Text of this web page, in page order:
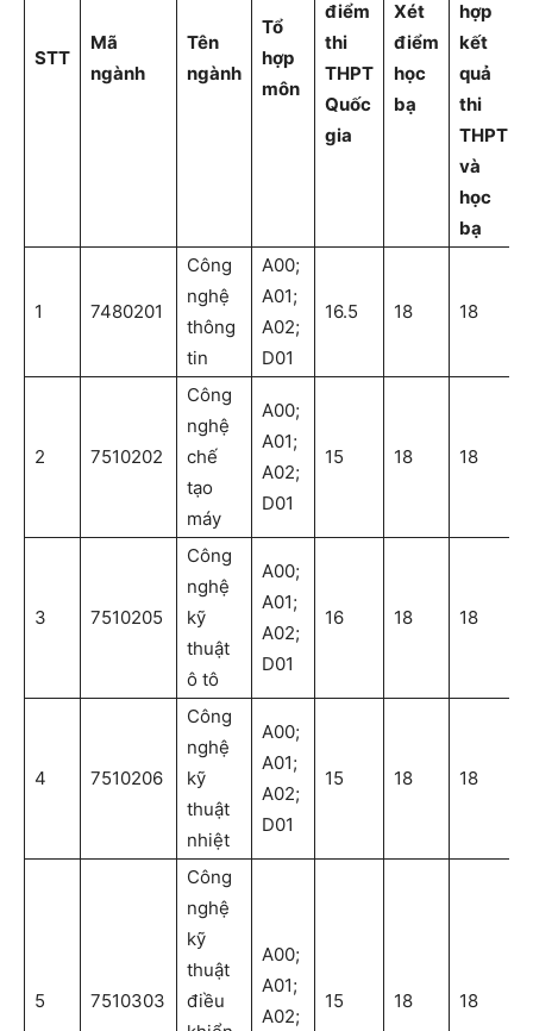
STT
Mã
ngành
Tên
ngành
Tổ
hợp
môn
điểm
thi
THPT
Quốc
gia
Xét
điểm
học
bạ
hợp
kết
quả
thi
THPT
và
học
bạ
1 7480201
Công
nghệ
thông
tin
A00;
A01;
A02;
D01
16.5 18 18
2 7510202
Công
nghệ
chế
tạo
máy
A00;
A01;
A02;
D01
15 18 18
3 7510205
Công
nghệ
kỹ
thuật
ô tô
A00;
A01;
A02;
D01
16 18 18
4 7510206
Công
nghệ
kỹ
thuật
nhiệt
A00;
A01;
A02;
D01
15 18 18
5 7510303
Công
nghệ
kỹ
thuật
điều
A00;
A01;
A02;
15 18 18